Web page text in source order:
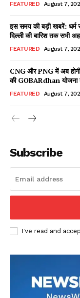
Facebook
X
Read
FEATURED August 7,
इस समय की बड़ी खबरें: धर्म
दिल्ली की बारिश तक सभी
FEATURED August 7,
CNG और PNG में अब
की GOBARdhan योजना
FEATURED August 7,
Subscribe
I've read and